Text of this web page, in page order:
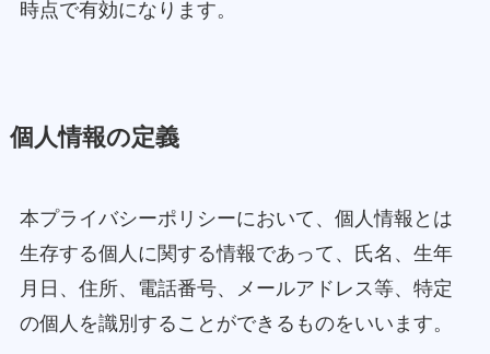
時点で有効になります。
個人情報の定義
本プライバシーポリシーにおいて、個人情報とは
生存する個人に関する情報であって、氏名、生年
月日、住所、電話番号、メールアドレス等、特定
の個人を識別することができるものをいいます。